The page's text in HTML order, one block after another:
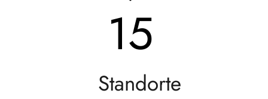
15
Standorte